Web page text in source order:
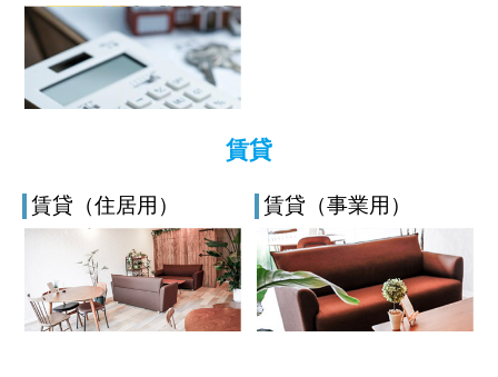
賃貸
賃貸（住居用） 賃貸（事業用）